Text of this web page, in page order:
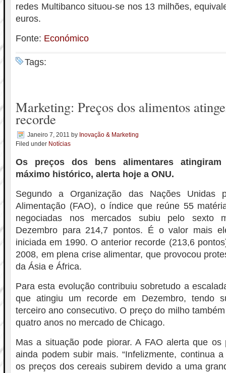
redes Multibanco situou-se nos 13 milhões,
euros.
Fonte: Económico
Tags:
Marketing: Preços dos alimentos
recorde
Janeiro 7, 2011 by Inovação & Marketing
Filed under Notícias
Os preços dos bens alimentares
máximo histórico, alerta hoje a ONU.
Segundo a Organização das Nações Unidas
Alimentação (FAO), o índice que reúne 55
negociadas nos mercados subiu pelo sexto
Dezembro para 214,7 pontos. É o valor mais
iniciada em 1990. O anterior recorde (213,6
2008, em plena crise alimentar, que provocou
da Ásia e África.
Para esta evolução contribuiu sobretudo a
que atingiu um recorde em Dezembro, tendo
terceiro ano consecutivo. O preço do milho
quatro anos no mercado de Chicago.
Mas a situação pode piorar. A FAO alerta que os
ainda podem subir mais. “Infelizmente, continua
os preços dos cereais subirem devido a uma